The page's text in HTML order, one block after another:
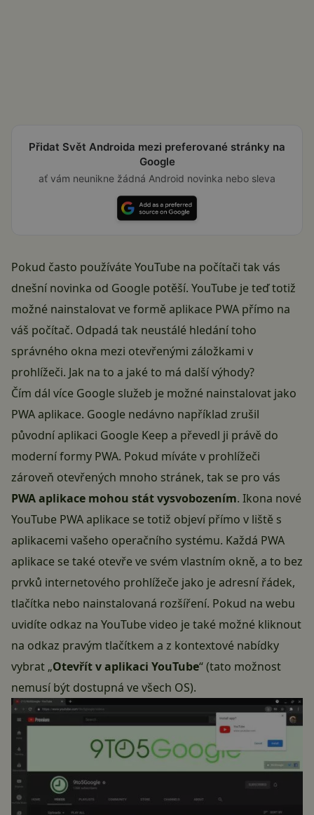
Přidat Svět Androida mezi preferované stránky na
Google
ať vám neunikne žádná Android novinka nebo sleva
Pokud často používáte YouTube na počítači tak vás
dnešní novinka od Google potěší. YouTube je teď totiž
možné nainstalovat ve formě aplikace PWA přímo na
váš počítač. Odpadá tak neustálé hledání toho
správného okna mezi otevřenými záložkami v
prohlížeči. Jak na to a jaké to má další výhody?
Čím dál více Google služeb je možné nainstalovat jako
PWA aplikace. Google nedávno například zrušil
původní aplikaci Google Keep a převedl ji právě do
moderní formy PWA. Pokud míváte v prohlížeči
zároveň otevřených mnoho stránek, tak se pro vás
PWA aplikace mohou stát vysvobozením. Ikona nové
YouTube PWA aplikace se totiž objeví přímo v liště s
aplikacemi vašeho operačního systému. Každá PWA
aplikace se také otevře ve svém vlastním okně, a to bez
prvků internetového prohlížeče jako je adresní řádek,
tlačítka nebo nainstalovaná rozšíření. Pokud na webu
uvidíte odkaz na YouTube video je také možné kliknout
na odkaz pravým tlačítkem a z kontextové nabídky
vybrat „Otevřít v aplikaci YouTube“ (tato možnost
nemusí být dostupná ve všech OS).